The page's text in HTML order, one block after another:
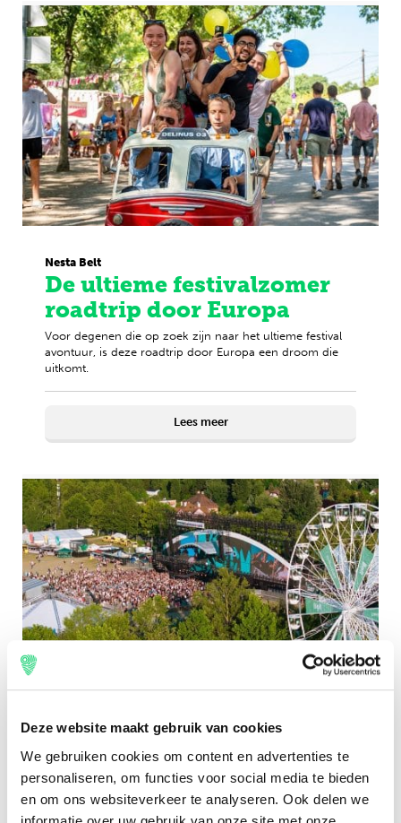
Deze website maakt gebruik van cookies
We gebruiken cookies om content en advertenties te
personaliseren, om functies voor social media te bieden
en om ons websiteverkeer te analyseren. Ook delen we
Nesta Belt
De ultieme festivalzomer
roadtrip door Europa
Voor degenen die op zoek zijn naar het ultieme festival
avontuur, is deze roadtrip door Europa een droom die
uitkomt.
Lees meer
Nesta Belt
Zo bereid jij je voor op
Heineken Balaton Sound
2024